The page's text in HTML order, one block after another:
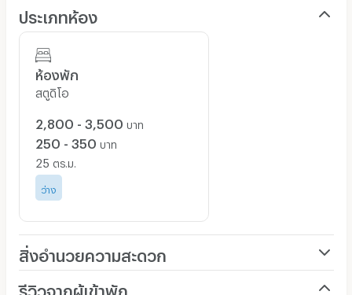
ประเภทห้อง
ห้องพัก
สตูดิโอ
2,800 - 3,500 บาท
250 - 350 บาท
25 ตร.ม.
ว่าง
สิ่งอำนวยความสะดวก
รีวิวจากผู้เข้าพัก